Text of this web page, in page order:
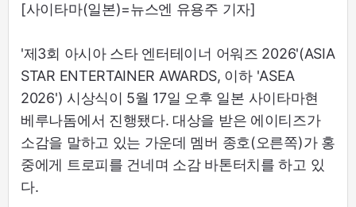
[사이타마(일본)=뉴스엔 유용주 기자]
'제3회 아시아 스타 엔터테이너 어워즈 2026'(ASIA
STAR ENTERTAINER AWARDS, 이하 'ASEA
2026') 시상식이 5월 17일 오후 일본 사이타마현
베루나돔에서 진행됐다. 대상을 받은 에이티즈가
소감을 말하고 있는 가운데 멤버 종호(오른쪽)가 홍
중에게 트로피를 건네며 소감 바톤터치를 하고 있
다.